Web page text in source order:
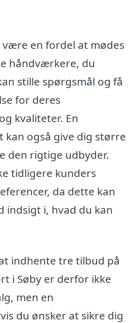
være en fordel at mødes
håndværkere, du
stille spørgsmål og få
for deres
kvaliteter. En
kan også give dig større
den rigtige udbyder.
tidligere kunders
da dette kan
indsigt i, hvad du kan
indhente tre tilbud på
i Søby er derfor ikke
men en
du ønsker at sikre dig